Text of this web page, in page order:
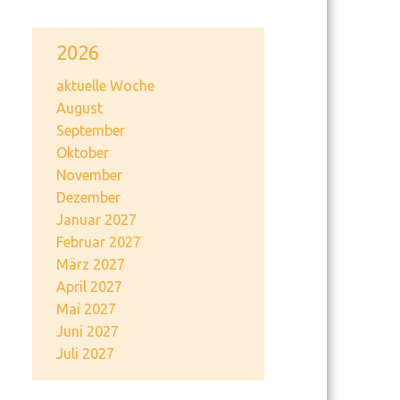
2026
aktuelle Woche
August
September
Oktober
November
Dezember
Januar 2027
Februar 2027
März 2027
April 2027
Mai 2027
Juni 2027
Juli 2027